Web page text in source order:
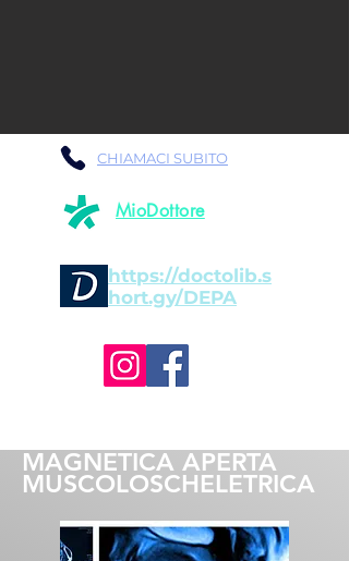
CHIAMACI SUBITO
MioDottore
https://doctolib.s
hort.gy/DEPA
MAGNETICA APERTA
MUSCOLOSCHELETRICA